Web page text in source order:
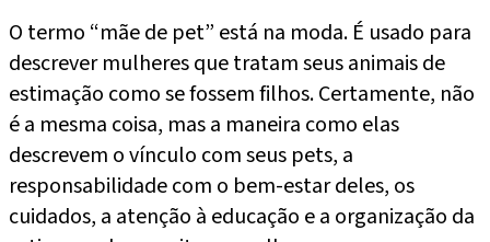
O termo “mãe de pet” está na moda. É usado para
descrever mulheres que tratam seus animais de
estimação como se fossem filhos. Certamente, não
é a mesma coisa, mas a maneira como elas
descrevem o vínculo com seus pets, a
responsabilidade com o bem-estar deles, os
cuidados, a atenção à educação e a organização da